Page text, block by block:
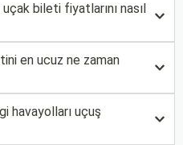
bileti fiyatlarını nasıl
en ucuz ne zaman
havayolları uçuş